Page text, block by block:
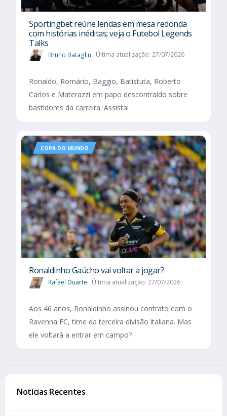
Sportingbet reúne lendas em mesa redonda
com histórias inéditas; veja o Futebol Legends
Talks
Bruno Bataglin Última atualização: 27/07/2026
Ronaldo, Romário, Baggio, Batistuta, Roberto
Carlos e Materazzi em papo descontraído sobre
bastidores da carreira. Assista!
COPA DO MUNDO
Ronaldinho Gaúcho vai voltar a jogar?
Rafael Duarte Última atualização: 27/07/2026
Aos 46 anos, Ronaldinho assinou contrato com o
Ravenna FC, time da terceira divisão italiana. Mas
ele voltará a entrar em campo?
Notícias Recentes